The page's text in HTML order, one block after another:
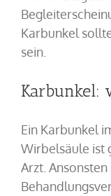
Karbunkel
sein.
Karbunkel:
Ein Karbunkel
Wirbelsäule ist
Arzt.